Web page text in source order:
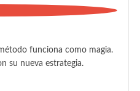
funciona como magia.
su nueva estrategia.